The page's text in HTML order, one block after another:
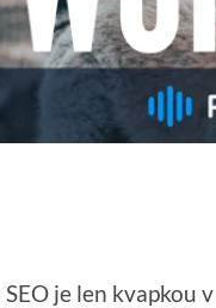
je len kvapkou